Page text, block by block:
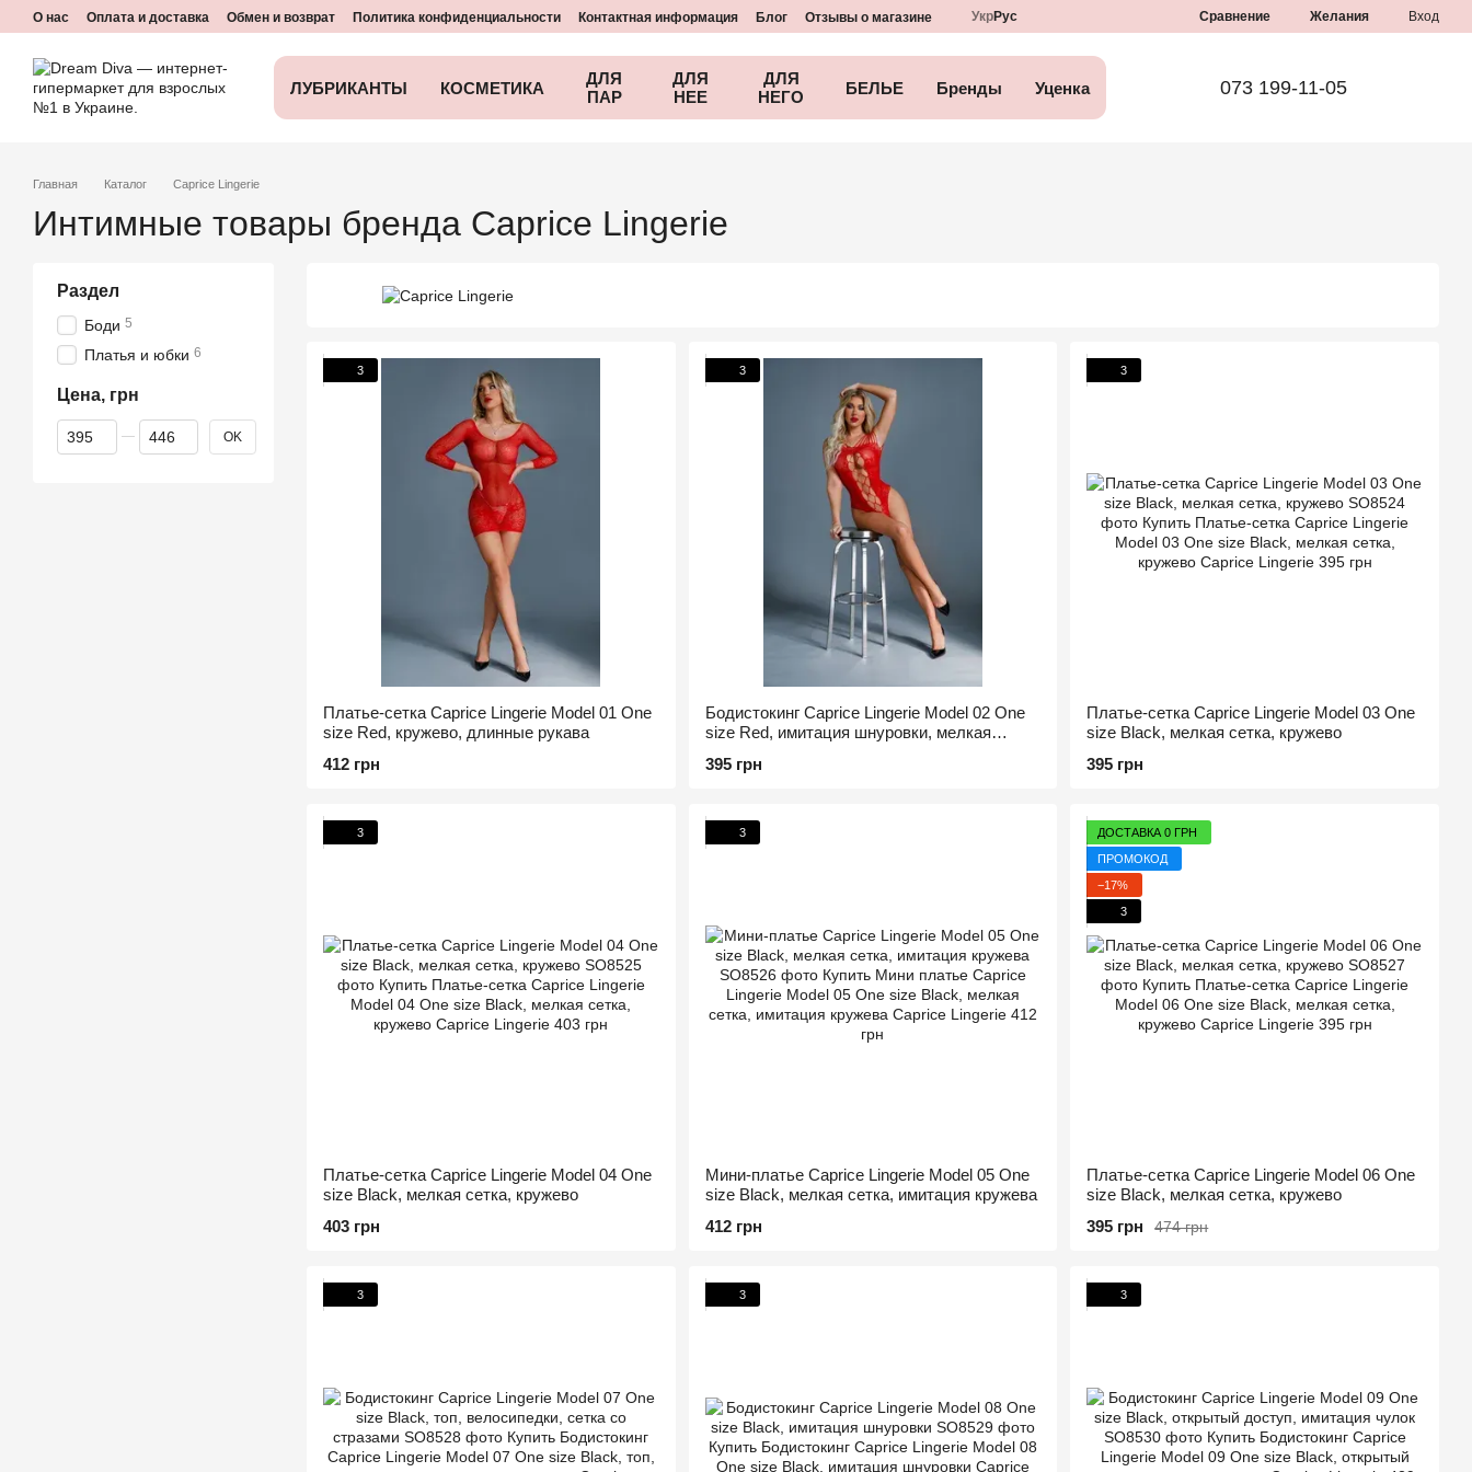
Перейти к основному контенту
О нас Оплата и доставка Обмен и возврат Политика конфиденциальности Контактная информация Блог Отзывы о магазине УкрРус Сравнение Желания Вход
ЛУБРИКАНТЫ КОСМЕТИКА
ДЛЯ
ПАР
ДЛЯ
НЕЕ
ДЛЯ
НЕГО
БЕЛЬЕ Бренды Уценка 073 199-11-05
Главная Каталог Caprice Lingerie
Интимные товары бренда Caprice Lingerie
3
Платье-сетка Caprice Lingerie Model 01 One
size Red, кружево, длинные рукава
412 грн
3
Бодистокинг Caprice Lingerie Model 02 One
size Red, имитация шнуровки, мелкая
395 грн
3
Платье-сетка Caprice Lingerie Model 03 One
size Black, мелкая сетка, кружевo
395 грн
3
Платье-сетка Caprice Lingerie Model 04 One
size Black, мелкая сетка, кружево
403 грн
3
Мини-платье Caprice Lingerie Model 05 One
size Black, мелкая сетка, имитация кружева
412 грн
ДОСТАВКА 0 ГРН
ПРОМОКОД
−17%
3
Платье-сетка Caprice Lingerie Model 06 One
size Black, мелкая сетка, кружево
474 грн
395 грн
3 3 3
Раздел
Боди 5
Платья и юбки 6
Цена, грн
От Цена, грн
До Цена, грн OK